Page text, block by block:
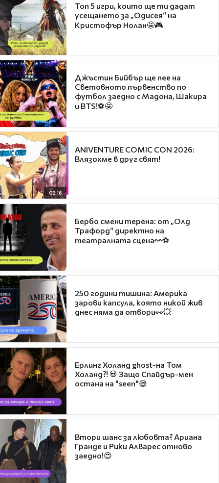
Топ 5 игри, които ще ти дадат
усещането за „Одисея“ на
Кристофър Нолан🤩🎮
Джъстин Бийбър ще пее на
Световното първенство по
футбол заедно с Мадона, Шакира
и BTS!⚽🤩
08:16
ANIVENTURE COMIC CON 2026:
Влязохме в друг свят!
Бербо смени терена: от „Олд
Трафорд“ директно на
театралната сцена👀⚽
250 години тишина: Америка
зарови капсула, която никой жив
днес няма да отвори👀💥
Ерлинг Холанд ghost-на Том
Холанд?! 💀 Защо Спайдър-мен
остана на "seen"😅
Втори шанс за любовта? Ариана
Гранде и Рики Алварес отново
заедно!😍